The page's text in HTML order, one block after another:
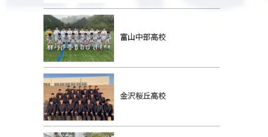
富山中部高校
金沢桜丘高校